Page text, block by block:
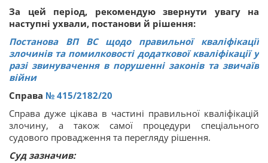
За цей період, рекомендую звернути увагу на
наступні ухвали, постанови й рішення:
Постанова ВП ВС щодо правильної кваліфікації
злочинів та помилковості додаткової кваліфікації у
разі звинувачення в порушенні законів та звичаїв
війни
Справа № 415/2182/20
Справа дуже цікава в частині правильної кваліфікацій
злочину, а також самої процедури спеціального
судового провадження та перегляду рішення.
Суд зазначив: